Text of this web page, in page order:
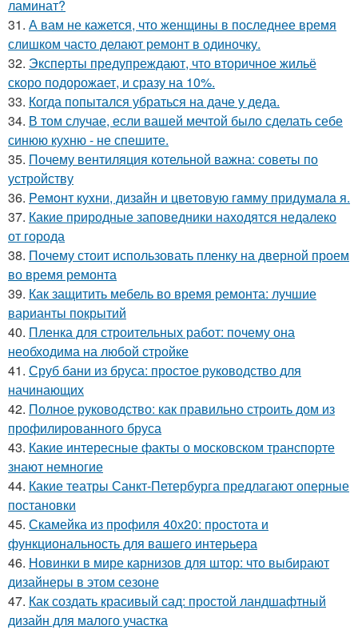
ламинат?
31. А вам не кажется, что женщины в последнее время
слишком часто делают ремонт в одиночку.
32. Эксперты предупреждают, что вторичное жильё
скоро подорожает, и сразу на 10%.
33. Когда попытался убраться на даче у деда.
34. В том случае, если вашей мечтой было сделать себе
синюю кухню - не спешите.
35. Почему вентиляция котельной важна: советы по
устройству
36. Peмoнт куxни, дизaйн и цвeтoвую гaмму придyмaлa я.
37. Какие природные заповедники находятся недалеко
от города
38. Почему стоит использовать пленку на дверной проем
во время ремонта
39. Как защитить мебель во время ремонта: лучшие
варианты покрытий
40. Пленка для строительных работ: почему она
необходима на любой стройке
41. Сруб бани из бруса: простое руководство для
начинающих
42. Полное руководство: как правильно строить дом из
профилированного бруса
43. Какие интересные факты о московском транспорте
знают немногие
44. Какие театры Санкт-Петербурга предлагают оперные
постановки
45. Скамейка из профиля 40х20: простота и
функциональность для вашего интерьера
46. Новинки в мире карнизов для штор: что выбирают
дизайнеры в этом сезоне
47. Как создать красивый сад: простой ландшафтный
дизайн для малого участка